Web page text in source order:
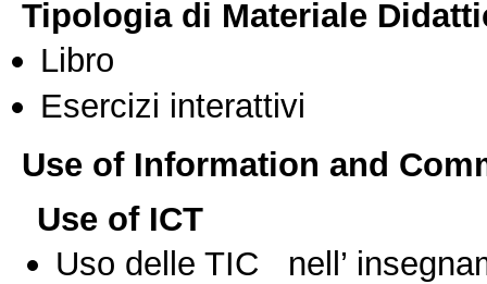
Tipologia di Materiale
Libro
Esercizi interattivi
Use of Information and
Use of ICT
Uso delle TIC nell’